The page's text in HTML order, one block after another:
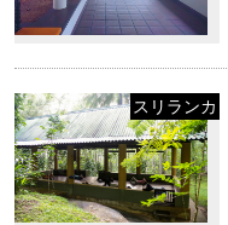
スリランカ